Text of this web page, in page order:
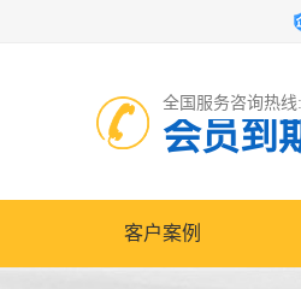
全国服务咨询热线:
会员到
客户案例